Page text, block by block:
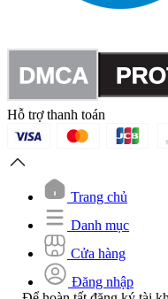
Hỗ trợ thanh toán
Trang chủ
Danh mục
Cửa hàng
Đăng nhập